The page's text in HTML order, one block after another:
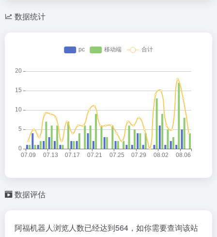
数据统计
数据评估
阿福机器人浏览人数已经达到564，如你需要查询该站